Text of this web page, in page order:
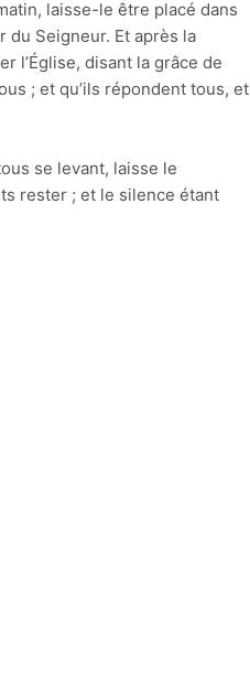
laisse-le être placé dans
du Seigneur. Et après la
l’Église, disant la grâce de
; et qu’ils répondent tous, et
se levant, laisse le
rester ; et le silence étant